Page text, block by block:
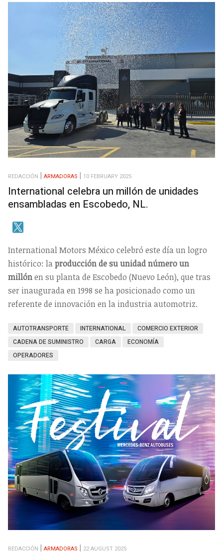
REDACCIÓN ARMADORAS 10 FEBRUARY 2025
International celebra un millón de unidades
ensambladas en Escobedo, NL.
International Motors México celebró este día un logro
histórico: laproducción de su unidad número un
millónen su planta de Escobedo (Nuevo León), que tras
ser inaugurada en 1998 se ha posicionado como un
referente de innovación en la industria automotriz.
AUTOTRANSPORTE INTERNATIONAL
COMERCIO EXTERIOR
CADENA DE SUMINISTRO
CARGA
ECONOMÍA
OPERADORES
REDACCIÓN ARMADORAS 22 AUGUST 2025